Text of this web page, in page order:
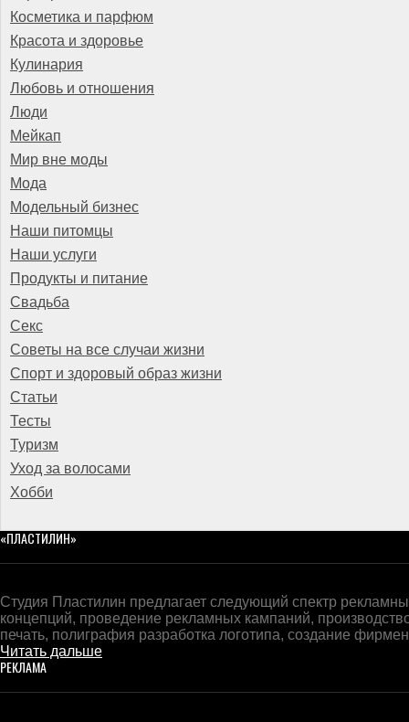
Косметика и парфюм
Красота и здоровье
Кулинария
Любовь и отношения
Люди
Мейкап
Мир вне моды
Мода
Модельный бизнес
Наши питомцы
Наши услуги
Продукты и питание
Свадьба
Секс
Советы на все случаи жизни
Спорт и здоровый образ жизни
Статьи
Тесты
Туризм
Уход за волосами
Хобби
«ПЛАСТИЛИН»
Студия Пластилин предлагает следующий спектр
концепций, проведение рекламных кампаний,
печать, полиграфия разработка логотипа, создание
Читать дальше
РЕКЛАМА